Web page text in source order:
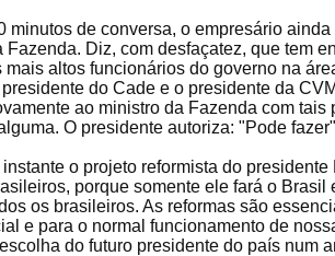
minutos de conversa, o empresário
Diz, com desfaçatez, que tem
altos funcionários do governo na
do Cade e o presidente da
ao ministro da Fazenda com
O presidente autoriza: "Pode
o projeto reformista do
porque somente ele fará o Brasil
os brasileiros. As reformas são
e para o normal funcionamento de
do futuro presidente do país num